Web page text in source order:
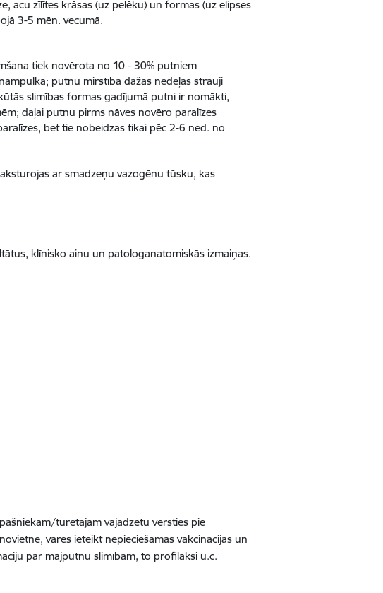
acu zīlītes krāsas (uz pelēku) un formas (uz elipses
3-5 mēn. vecumā.
tiek novērota no 10 - 30% putniem
putnu mirstība dažas nedēļas strauji
slimības formas gadījumā putni ir nomākti,
daļai putnu pirms nāves novēro paralīzes
bet tie nobeidzas tikai pēc 2-6 ned. no
ar smadzeņu vazogēnu tūsku, kas
klīnisko ainu un patologanatomiskās izmaiņas.
turētājam vajadzētu vērsties pie
varēs ieteikt nepieciešamās vakcinācijas un
par mājputnu slimībām, to profilaksi u.c.